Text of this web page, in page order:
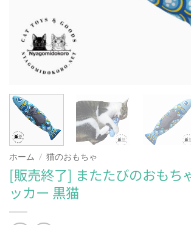
ホーム / 猫のおもちゃ
[販売終了] またたびのおもち
ッカー 黒猫